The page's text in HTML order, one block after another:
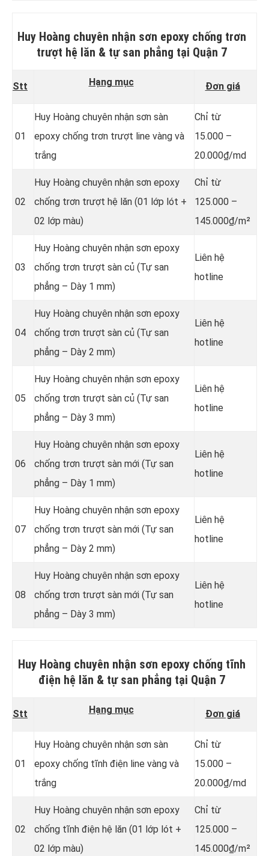
Huy Hoàng chuyên nhận sơn epoxy chống trơn
trượt hệ lăn & tự san phẳng tại Quận 7
Stt Hạng mục Đơn giá
01
Huy Hoàng chuyên nhận sơn sàn
epoxy chống trơn trượt line vàng và
trắng
Chỉ từ
15.000 –
20.000₫/md
02
Huy Hoàng chuyên nhận sơn epoxy
chống trơn trượt hệ lăn (01 lớp lót +
02 lớp màu)
Chỉ từ
125.000 –
145.000₫/m²
03
Huy Hoàng chuyên nhận sơn epoxy
chống trơn trượt sàn củ (Tự san
phẳng – Dày 1 mm)
Liên hệ
hotline
04
Huy Hoàng chuyên nhận sơn epoxy
chống trơn trượt sàn củ (Tự san
phẳng – Dày 2 mm)
Liên hệ
hotline
05
Huy Hoàng chuyên nhận sơn epoxy
chống trơn trượt sàn củ (Tự san
phẳng – Dày 3 mm)
Liên hệ
hotline
06
Huy Hoàng chuyên nhận sơn epoxy
chống trơn trượt sàn mới (Tự san
phẳng – Dày 1 mm)
Liên hệ
hotline
07
Huy Hoàng chuyên nhận sơn epoxy
chống trơn trượt sàn mới (Tự san
phẳng – Dày 2 mm)
Liên hệ
hotline
08
Huy Hoàng chuyên nhận sơn epoxy
chống trơn trượt sàn mới (Tự san
phẳng – Dày 3 mm)
Liên hệ
hotline
Huy Hoàng chuyên nhận sơn epoxy chống tĩnh
điện hệ lăn & tự san phẳng tại Quận 7
Stt Hạng mục Đơn giá
01
Huy Hoàng chuyên nhận sơn sàn
epoxy chống tĩnh điện line vàng và
trắng
Chỉ từ
15.000 –
20.000₫/md
02
Huy Hoàng chuyên nhận sơn epoxy
chống tĩnh điện hệ lăn (01 lớp lót +
02 lớp màu)
Chỉ từ
125.000 –
145.000₫/m²